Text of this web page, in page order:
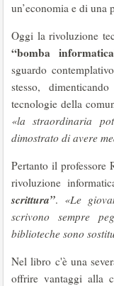
un’economia e di una
Oggi la rivoluzione
“bomba
sguardo
stesso,
tecnologie della
«la straordinaria
dimostrato di avere
Pertanto il professore
rivoluzione
scrittura”. «Le
scrivono sempre
biblioteche sono
Nel libro c'è una
offrire vantaggi alla